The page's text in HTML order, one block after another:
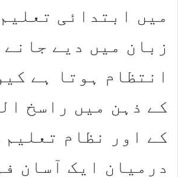
میں ابتدائی
زبان میں دیے جانے
انتظام ہوتا ہے
کے ذہن میں راسخ
کے اور نظام تعلیم
درمیان ایک آسان